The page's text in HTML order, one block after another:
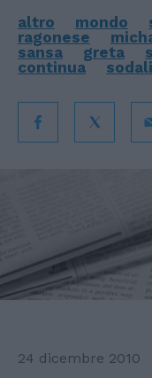
altro mondo
ragonese
sansa
greta
continua
24 dicembre 2010